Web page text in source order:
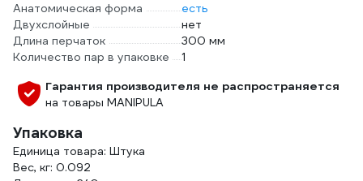
Анатомическая форма
есть
Двухслойные
нет
Длина перчаток
300 мм
Количество пар в упаковке
1
Гарантия производителя не распространяется
на товары MANIPULA
Упаковка
Единица товара: Штука
Вес, кг: 0.092